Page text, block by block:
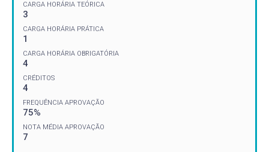
CARGA HORÁRIA TEÓRICA
3
CARGA HORÁRIA PRÁTICA
1
CARGA HORÁRIA OBRIGATÓRIA
4
CRÉDITOS
4
FREQUÊNCIA APROVAÇÃO
75%
NOTA MÉDIA APROVAÇÃO
7